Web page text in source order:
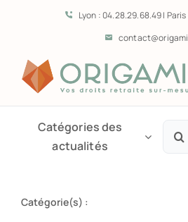
contenu
Lyon : 04.28.29.68.49 |
Catégories des
actualités
Catégorie(s) :